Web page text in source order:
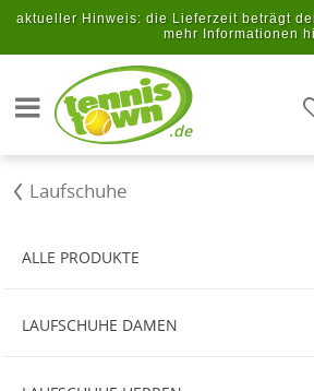
Zum Hauptinhalt springen
aktueller Hinweis: die Lieferzeit beträgt
mehr Informationen
.de
Laufschuhe
ALLE PRODUKTE
LAUFSCHUHE DAMEN